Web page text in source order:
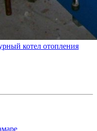
котел отопления